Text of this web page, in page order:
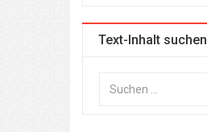
Text-Inhalt suchen